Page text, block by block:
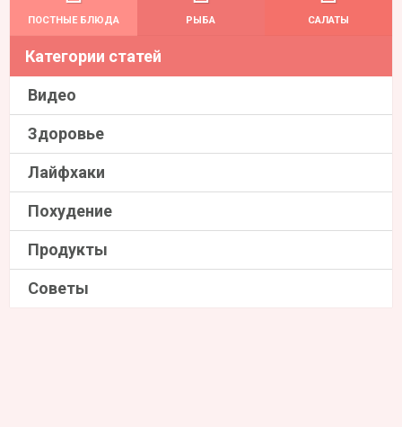
ПОСТНЫЕ БЛЮДА РЫБА САЛАТЫ
Категории статей
Видео
Здоровье
Лайфхаки
Похудение
Продукты
Советы